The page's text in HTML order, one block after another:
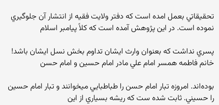
تحقيقاتي بعمل امده است كه دفتر ولايت فقيه از انتشار آن جلوگيري
نموده است. در اين پژوهش آمده است كه كلاً پيامبر اسلام
پسري نداشت كه بعنوان وارث ايشان تداوم بخش نسل ايشان باشد!
خانم فاطمه همسر امام علي مادر امام حسين و امام حسن
بوده‌اند. امروزه تبار امام حسن را طباطبايي ميخوانند و تبار امام حسين
را حسيني. ثابت شده ست كه ريشه بسياري از اين